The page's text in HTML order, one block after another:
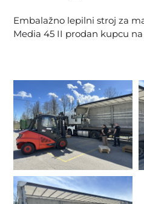
Embalažno lepilni stroj za
Media 45 II prodan kupcu